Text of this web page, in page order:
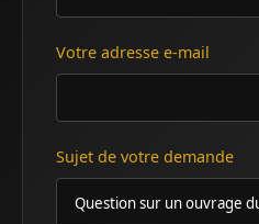
Votre adresse e-mail
Sujet de votre demande